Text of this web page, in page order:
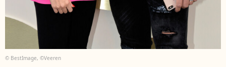
© BestImage, ©Veeren